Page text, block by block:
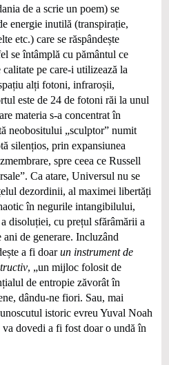
de a scrie un poem) se
energie inutilă (transpirație,
etc.) care se răspândește
se întâmplă cu pământul ce
pe care-i utilizează la
alți fotoni, infraroșii,
este de 24 de fotoni răi la unul
materia s-a concentrat în
neobositului „sculptor” numit
silențios, prin expansiunea
spre ceea ce Russell
Ca atare, Universul nu se
dezordinii, al maximei libertăți
în negurile intangibilului,
disoluției, cu prețul sfărâmării a
de generare. Incluzând
a fi doarun instrument de
, „un mijloc folosit de
de entropie zăvorât în
dându-ne fiori. Sau, mai
istoric evreu Yuval Noah
va dovedi a fi fost doar o undă în